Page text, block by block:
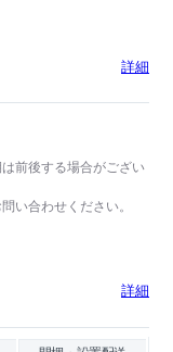
詳細
前後する場合がござい
い合わせください。
詳細